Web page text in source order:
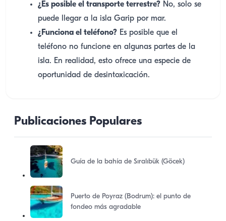
¿Es posible el transporte terrestre? No, solo se
puede llegar a la isla Garip por mar.
¿Funciona el teléfono? Es posible que el
teléfono no funcione en algunas partes de la
isla. En realidad, esto ofrece una especie de
oportunidad de desintoxicación.
Publicaciones Populares
Guía de la bahía de Sıralıbük (Göcek)
Puerto de Poyraz (Bodrum): el punto de
fondeo más agradable